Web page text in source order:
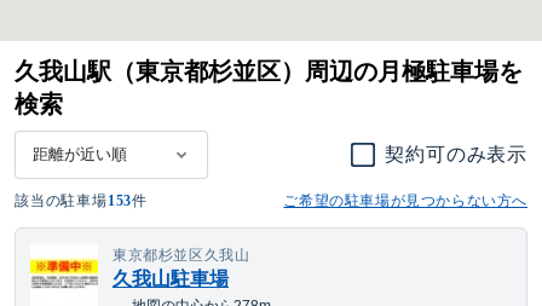
久我山駅（東京都杉並区）周辺の月極駐車場を
検索
契約可のみ表示
該当の駐車場153件 ご希望の駐車場が見つからない方へ
東京都杉並区久我山
久我山駐車場